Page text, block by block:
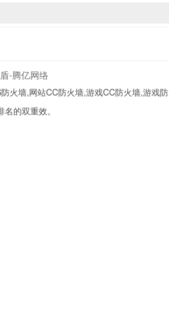
-腾亿网络
火墙,网站CC防火墙,游戏CC防火墙,游戏防
的双重效。